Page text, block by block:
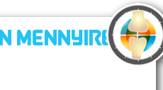
mennyire